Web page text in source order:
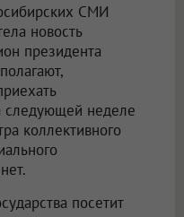
СМИ
новость
президента
следующей неделе
коллективного
посетит